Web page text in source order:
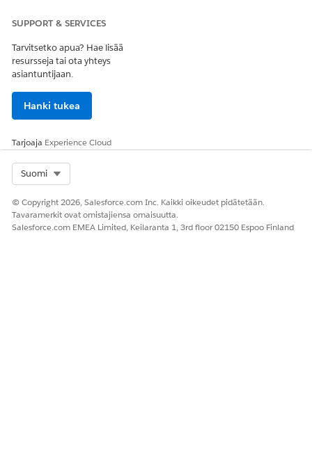
SUPPORT & SERVICES
Tarvitsetko apua? Hae lisää
resursseja tai ota yhteys
asiantuntijaan.
Hanki tukea
Tarjoaja Experience Cloud
Suomi
© Copyright 2026, Salesforce.com Inc. Kaikki oikeudet pidätetään.
Tavaramerkit ovat omistajiensa omaisuutta.
Salesforce.com EMEA Limited, Keilaranta 1, 3rd floor 02150 Espoo Finland